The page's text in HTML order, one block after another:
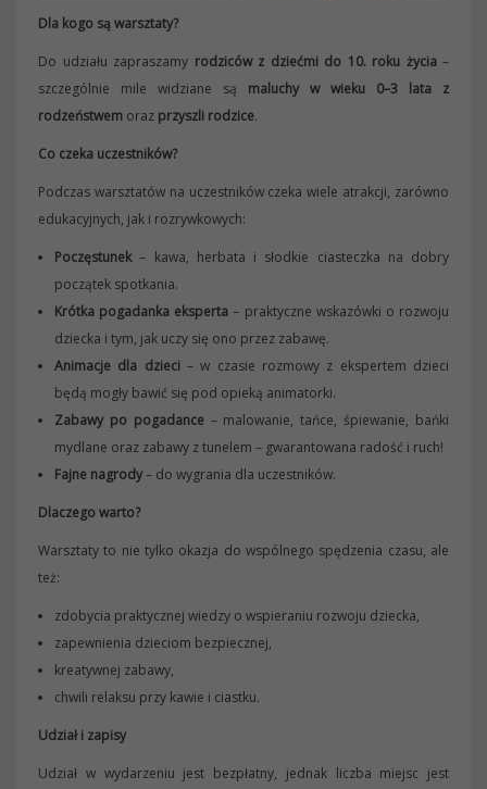
Dla kogo są warsztaty?
Do udziału zapraszamy rodziców z dziećmi do 10. roku życia–
szczególnie mile widziane są maluchy w wieku 0–3 lata z
rodzeństwem oraz przyszli rodzice.
Co czeka uczestników?
Podczas warsztatów na uczestników czeka wiele atrakcji, zarówno
edukacyjnych, jak i rozrywkowych:
Poczęstunek– kawa, herbata i słodkie ciasteczka na dobry
początek spotkania.
Krótka pogadanka eksperta – praktyczne wskazówki o rozwoju
dziecka i tym, jak uczy się ono przez zabawę.
Animacje dla dzieci– w czasie rozmowy z ekspertem dzieci
będą mogły bawić się pod opieką animatorki.
Zabawy po pogadance– malowanie, tańce, śpiewanie, bańki
mydlane oraz zabawy z tunelem – gwarantowana radość i ruch!
Fajne nagrody– do wygrania dla uczestników.
Dlaczego warto?
Warsztaty to nie tylko okazja do wspólnego spędzenia czasu, ale
też:
zdobycia praktycznej wiedzy o wspieraniu rozwoju dziecka,
zapewnienia dzieciom bezpiecznej,
kreatywnej zabawy,
chwili relaksu przy kawie i ciastku.
Udział i zapisy
Udział w wydarzeniu jest bezpłatny, jednak liczba miejsc jest